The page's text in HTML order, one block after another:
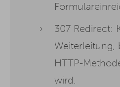
307 Redirect:
HTTP-
wird.